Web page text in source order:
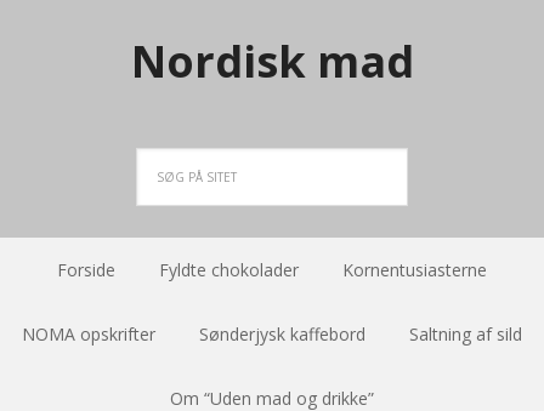
Nordisk mad
Forside Fyldte chokolader Kornentusiasterne
NOMA opskrifter Sønderjysk kaffebord Saltning af sild
Om “Uden mad og drikke”